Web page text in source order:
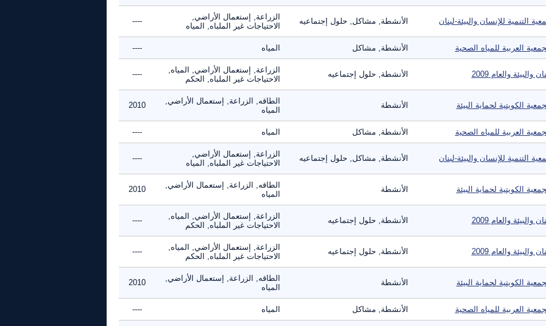
التنمية للإنسان والبيئة-لبنان الأنشطة, مشاكل, حلول إجتماعيه
الزراعة, إستعمال الأراضي,
الاحتياجات غير الملباه, المياه
----
العربية للمياه الصحية الأنشطة, مشاكل المياه ----
والبيئة والعام 2009 الأنشطة, حلول إجتماعيه
الزراعة, إستعمال الأراضي, المياه,
الاحتياجات غير الملباه, الحكم
----
الكويتية لحماية البيئة الأنشطة
الطاقه, الزراعة, إستعمال الأراضي,
المياه
2010
العربية للمياه الصحية الأنشطة, مشاكل المياه ----
التنمية للإنسان والبيئة-لبنان الأنشطة, مشاكل, حلول إجتماعيه
الزراعة, إستعمال الأراضي,
الاحتياجات غير الملباه, المياه
----
الكويتية لحماية البيئة الأنشطة
الطاقه, الزراعة, إستعمال الأراضي,
المياه
2010
والبيئة والعام 2009 الأنشطة, حلول إجتماعيه
الزراعة, إستعمال الأراضي, المياه,
الاحتياجات غير الملباه, الحكم
----
والبيئة والعام 2009 الأنشطة, حلول إجتماعيه
الزراعة, إستعمال الأراضي, المياه,
الاحتياجات غير الملباه, الحكم
----
الكويتية لحماية البيئة الأنشطة
الطاقه, الزراعة, إستعمال الأراضي,
المياه
2010
العربية للمياه الصحية الأنشطة, مشاكل المياه ----